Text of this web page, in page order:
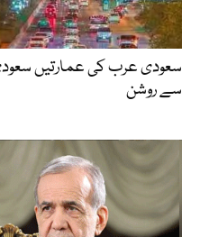
سعودی عرب کی عمارتیں
سے روشن